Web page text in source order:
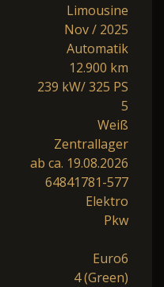
Limousine
Nov / 2025
Automatik
12.900 km
239 kW/ 325 PS
5
Weiß
Zentrallager
ab ca. 19.08.2026
64841781-577
Elektro
Pkw
Euro6
4 (Green)